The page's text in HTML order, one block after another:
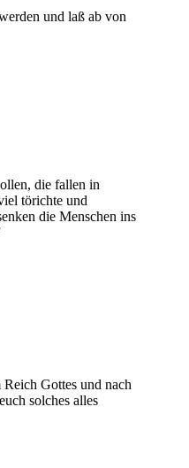
und laß ab von
die fallen in
törichte und
die Menschen ins
Reich Gottes und nach
solches alles